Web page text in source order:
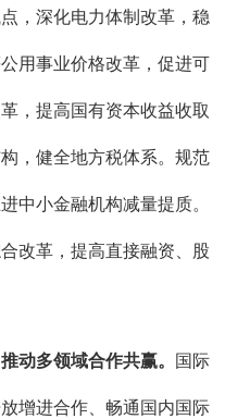
，深化电力体制改革，稳
用事业价格改革，促进可
，提高国有资本收益收取
，健全地方税体系。规范
中小金融机构减量提质。
改革，提高直接融资、股
动多领域合作共赢。 国际
增进合作、畅通国内国际